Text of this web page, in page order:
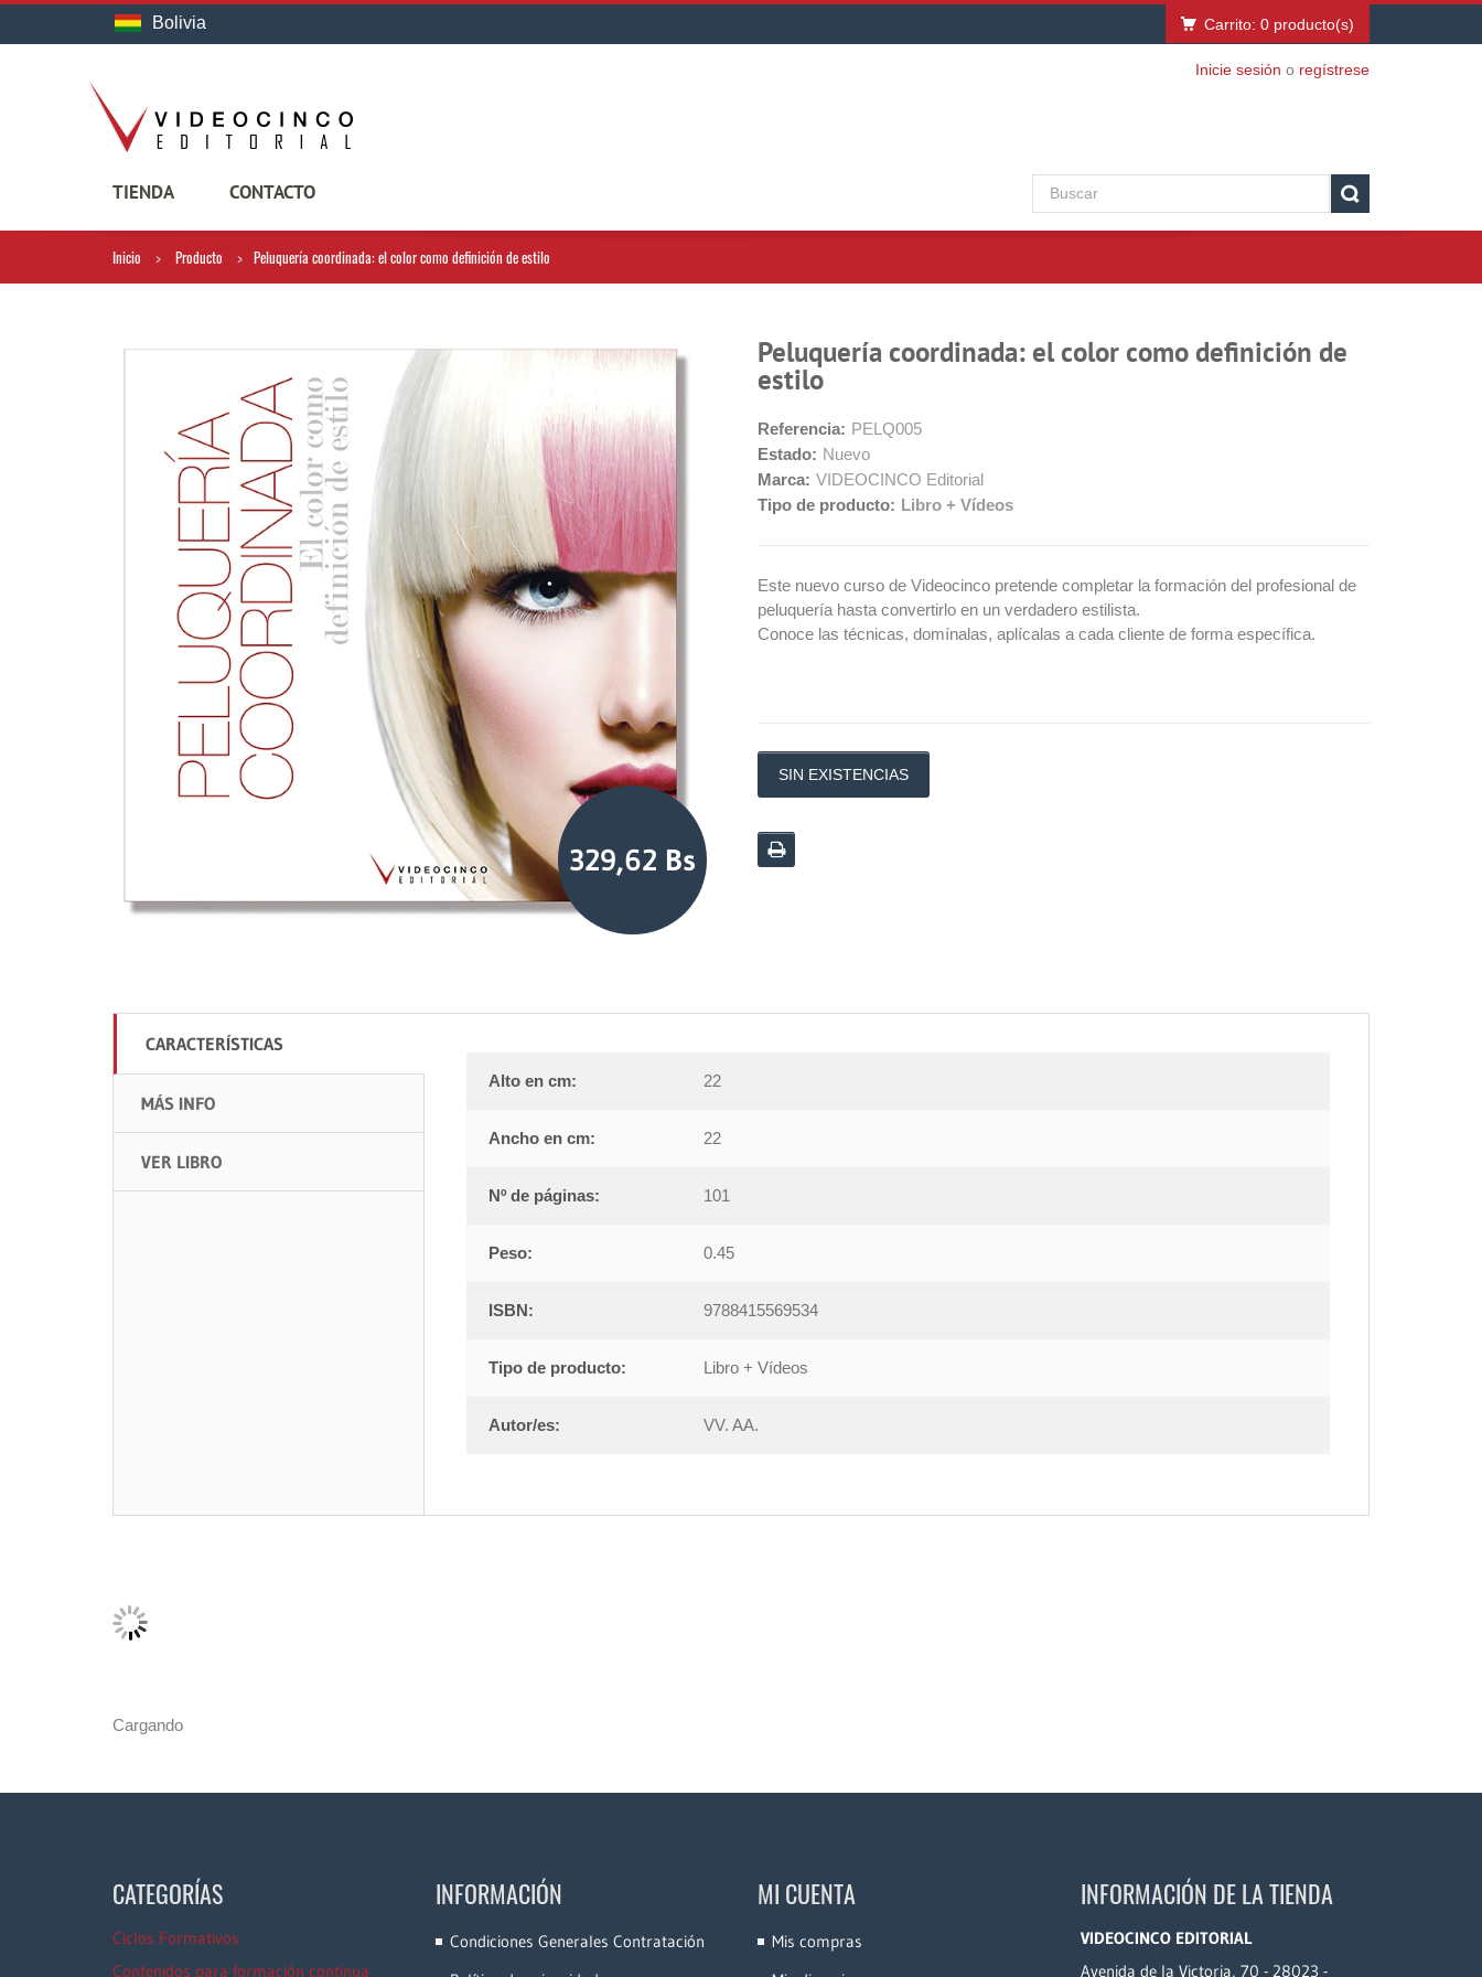
Bolivia Carrito: 0 producto(s)
Inicie sesión o regístrese
TIENDA CONTACTO
Inicio Producto Peluquería coordinada: el color como definición de estilo
329,62 Bs
Peluquería coordinada: el color como definición de
estilo
Referencia: PELQ005
Estado: Nuevo
Marca: VIDEOCINCO Editorial
Tipo de producto: Libro + Vídeos
Este nuevo curso de Videocinco pretende completar la formación del profesional de
peluquería hasta convertirlo en un verdadero estilista.
Conoce las técnicas, domínalas, aplícalas a cada cliente de forma específica.
SIN EXISTENCIAS
CARACTERÍSTICAS
MÁS INFO
VER LIBRO
Alto en cm: 22
Ancho en cm: 22
Nº de páginas: 101
Peso: 0.45
ISBN: 9788415569534
Tipo de producto: Libro + Vídeos
Autor/es: VV. AA.
Cargando
CATEGORÍAS
Ciclos Formativos
Contenidos para formación continua
INFORMACIÓN
Condiciones Generales Contratación
MI CUENTA
Mis compras
INFORMACIÓN DE LA TIENDA
VIDEOCINCO EDITORIAL
Avenida de la Victoria, 70 - 28023 -